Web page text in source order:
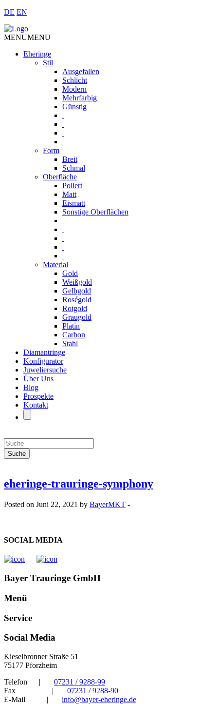
DE EN
MENUMENU
Eheringe
Stil
Ausgefallen
Schlicht
Modern
Mehrfarbig
Günstig
Form
Breit
Schmal
Oberfläche
Poliert
Matt
Eismatt
Sonstige Oberflächen
Material
Gold
Weißgold
Gelbgold
Roségold
Rotgold
Graugold
Platin
Carbon
Stahl
Diamantringe
Konfigurator
Juweliersuche
Über Uns
Blog
Prospekte
Kontakt
eheringe-trauringe-symphony
Posted on Juni 22, 2021 by BayerMKT -
SOCIAL MEDIA
Bayer Trauringe GmbH
Menü
Service
Social Media
Kieselbronner Straße 51
75177 Pforzheim
Telefon
|
07231 / 9288-99
Fax
|
07231 / 9288-90
E-Mail
|
info@bayer-eheringe.de